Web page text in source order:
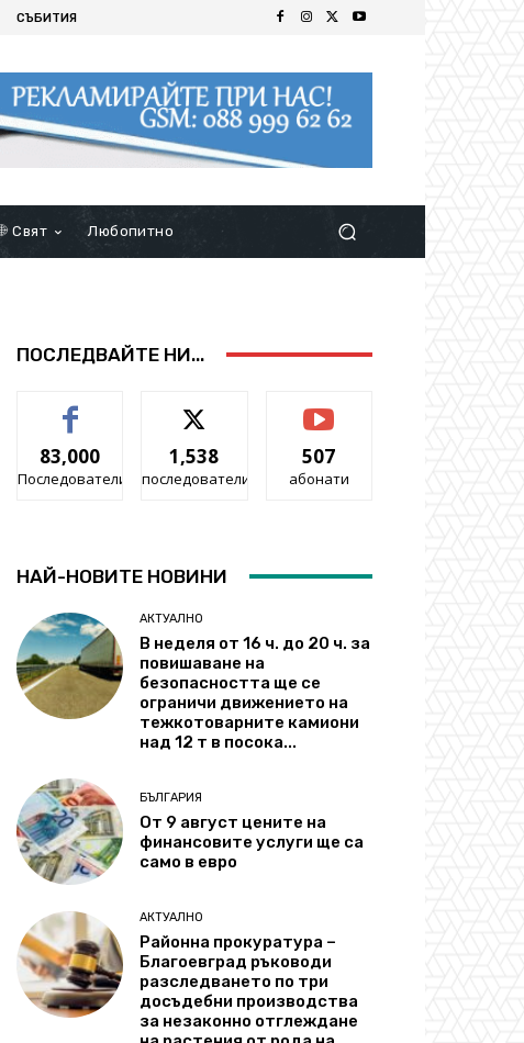
СЪБИТИЯ
Свят Любопитно
ПОСЛЕДВАЙТЕ НИ...
83,000
Последователи
1,538
последователи
507
абонати
НАЙ-НОВИТЕ НОВИНИ
АКТУАЛНО
В неделя от 16 ч. до 20 ч. за
повишаване на
безопасността ще се
ограничи движението на
тежкотоварните камиони
над 12 т в посока...
БЪЛГАРИЯ
От 9 август цените на
финансовите услуги ще са
само в евро
АКТУАЛНО
Районна прокуратура –
Благоевград ръководи
разследването по три
досъдебни производства
за незаконно отглеждане